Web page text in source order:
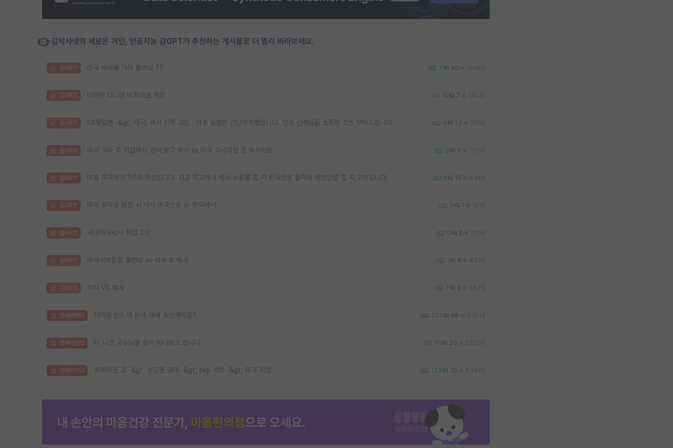
김박사넷의 새로운 거인, 인공지능 김GPT가 추천하는 게시물로 더 멀리 바라보세요.
김GPT 미국 박사를 가야 할까요 ?? 7 40 16457
김GPT 대학원 다니면서 학사로 취준 10 7 13031
김GPT 타대(일본 -&gt; 태국) 박사 진학 고민.. 아주 요점만 간단하게했습니다. 인생 선배님들 소중한 조언 부탁드립니다. 4 23 2662
김GPT 미국 석사 후 취업해서 경력 쌓고 박사 vs 미국 석사과정 중 박사지원 0 5 7650
김GPT 미필 미국박사 1년차 학생입니다. 지금 학교에서 박사 수료를 할 지 한국으로 돌아와 박전연을 할 지 고민입니다 2 15 4343
김GPT 미국 유학을 원할 시 석사 미국으로 or 한국에서 0 1 1416
김GPT 국내자대박사 취업 고민 0 2 2266
김GPT 미국석박통합 풀펀딩 vs 석사 후 박사 1 9 4330
김GPT 취직 VS 박사 7 9 3575
명예의전당 대학원생은 왜 돈에 대해 초연해야함? 233 98 53814
명예의전당 더 나은 교수님을 찾아 떠나려고 합니다. 111 35 55339
명예의전당 최하위권 고 -&gt; 수도권 공대 -&gt; skp 석박 -&gt; 미국 취업 173 30 53492